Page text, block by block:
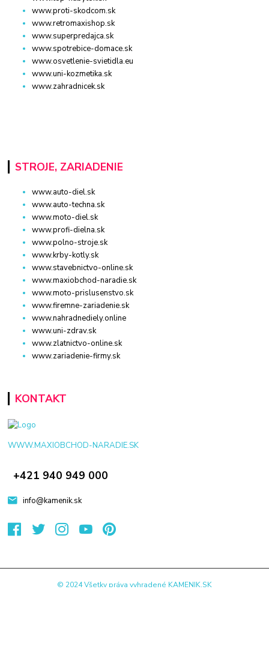
www.proti-skodcom.sk
www.retromaxishop.sk
www.superpredajca.sk
www.spotrebice-domace.sk
www.osvetlenie-svietidla.eu
www.uni-kozmetika.sk
www.zahradnicek.sk
STROJE, ZARIADENIE
www.auto-diel.sk
www.auto-techna.sk
www.moto-diel.sk
www.profi-dielna.sk
www.polno-stroje.sk
www.krby-kotly.sk
www.stavebnictvo-online.sk
www.maxiobchod-naradie.sk
www.moto-prislusenstvo.sk
www.firemne-zariadenie.sk
www.nahradnediely.online
www.uni-zdrav.sk
www.zlatnictvo-online.sk
www.zariadenie-firmy.sk
KONTAKT
WWW.MAXIOBCHOD-NARADIE.SK
+421 940 949 000
info@kamenik.sk
© 2024 Všetky práva vyhradené KAMENIK.SK